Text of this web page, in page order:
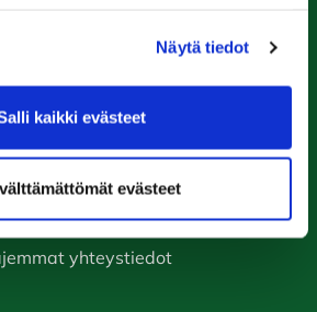
Näytä tiedot
kaikki evästeet
evästeet
0447974813
Rauma Golf
Pomppustentie 20
26510 Rauma
yhteystiedot